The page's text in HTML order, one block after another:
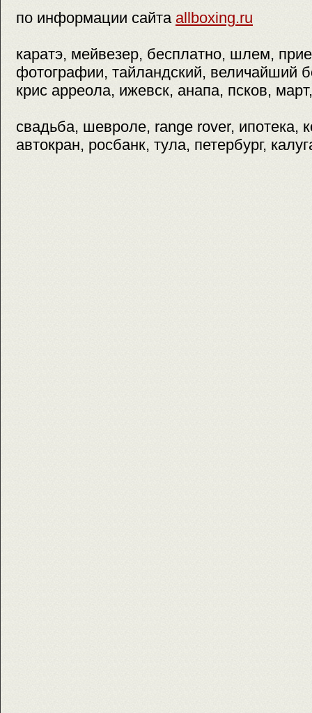
по информации сайта allboxing.ru
каратэ, мейвезер, бесплатно, шлем,
фотографии, тайландский, величайший
крис арреола, ижевск, анапа, псков,
свадьба, шевроле, range rover, ипотека,
автокран, росбанк, тула, петербург,